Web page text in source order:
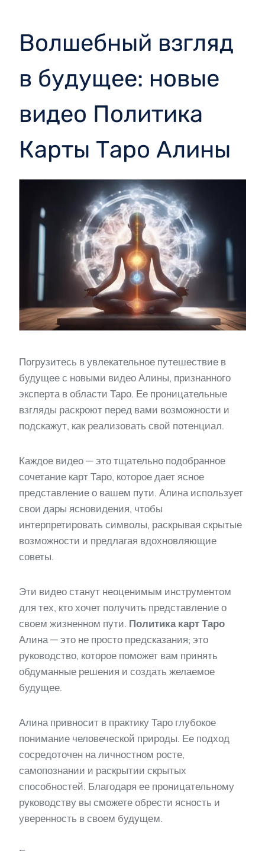
Волшебный взгляд
в будущее: новые
видео Политика
Карты Таро Алины
Погрузитесь в увлекательное путешествие в
будущее с новыми видео Алины, признанного
эксперта в области Таро. Ее проницательные
взгляды раскроют перед вами возможности и
подскажут, как реализовать свой потенциал.
Каждое видео — это тщательно подобранное
сочетание карт Таро, которое дает ясное
представление о вашем пути. Алина использует
свои дары ясновидения, чтобы
интерпретировать символы, раскрывая скрытые
возможности и предлагая вдохновляющие
советы.
Эти видео станут неоценимым инструментом
для тех, кто хочет получить представление о
своем жизненном пути. Политика карт Таро
Алина — это не просто предсказания; это
руководство, которое поможет вам принять
обдуманные решения и создать желаемое
будущее.
Алина привносит в практику Таро глубокое
понимание человеческой природы. Ее подход
сосредоточен на личностном росте,
самопознании и раскрытии скрытых
способностей. Благодаря ее проницательному
руководству вы сможете обрести ясность и
уверенность в своем будущем.